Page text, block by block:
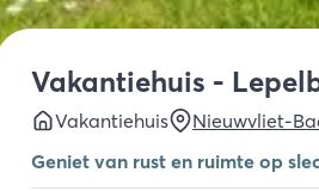
Vakantiehuis -
Vakantiehuis Nieuwvliet-
Geniet van rust en ruimte op